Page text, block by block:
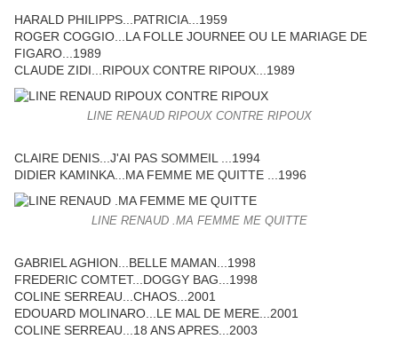
HARALD PHILIPPS...PATRICIA...1959
ROGER COGGIO...LA FOLLE JOURNEE OU LE MARIAGE DE
FIGARO...1989
CLAUDE ZIDI...RIPOUX CONTRE RIPOUX...1989
LINE RENAUD RIPOUX CONTRE RIPOUX
CLAIRE DENIS...J'AI PAS SOMMEIL ...1994
DIDIER KAMINKA...MA FEMME ME QUITTE ...1996
LINE RENAUD .MA FEMME ME QUITTE
GABRIEL AGHION...BELLE MAMAN...1998
FREDERIC COMTET...DOGGY BAG...1998
COLINE SERREAU...CHAOS...2001
EDOUARD MOLINARO...LE MAL DE MERE...2001
COLINE SERREAU...18 ANS APRES...2003